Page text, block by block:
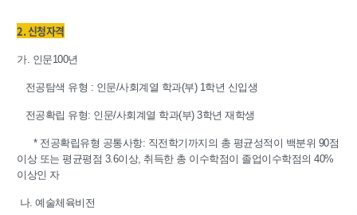
2. 신청자격
가. 인문100년
전공탐색 유형 : 인문/사회계열 학과(부) 1학년 신입생
전공확립 유형: 인문/사회계열 학과(부) 3학년 재학생
* 전공확립유형 공통사항: 직전학기까지의 총 평균성적이 백분위 90점
이상 또는 평균평점 3.6이상, 취득한 총 이수학점이 졸업이수학점의 40%
이상인 자
나. 예술체육비전